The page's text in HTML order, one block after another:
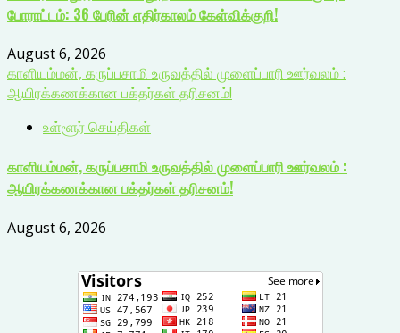
போராட்டம்: 36 பேரின் எதிர்காலம் கேள்விக்குறி!
August 6, 2026
காளியம்மன், கருப்பசாமி உருவத்தில் முளைப்பாரி ஊர்வலம் :
ஆயிரக்கணக்கான பக்தர்கள் தரிசனம்!
உள்ளூர் செய்திகள்
காளியம்மன், கருப்பசாமி உருவத்தில் முளைப்பாரி ஊர்வலம் :
ஆயிரக்கணக்கான பக்தர்கள் தரிசனம்!
August 6, 2026